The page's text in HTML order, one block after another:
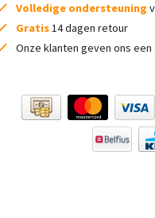
Volledige ondersteuning
Gratis14 dagen retour
Onze klanten geven ons een